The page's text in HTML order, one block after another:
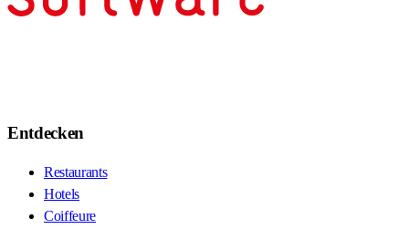
Entdecken
Restaurants
Hotels
Coiffeure